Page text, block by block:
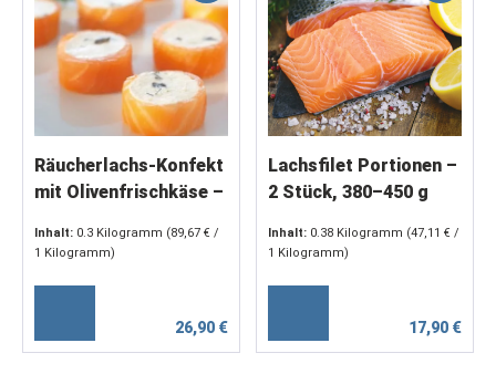
Räucherlachs-Konfekt
mit Olivenfrischkäse –
Inhalt: 0.3 Kilogramm (89,67 € /
1 Kilogramm)
26,90 €
Lachsfilet Portionen –
2 Stück, 380–450 g
Inhalt: 0.38 Kilogramm (47,11 € /
1 Kilogramm)
17,90 €